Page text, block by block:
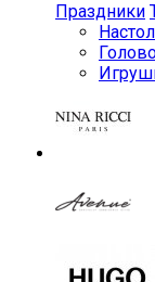
Праздники